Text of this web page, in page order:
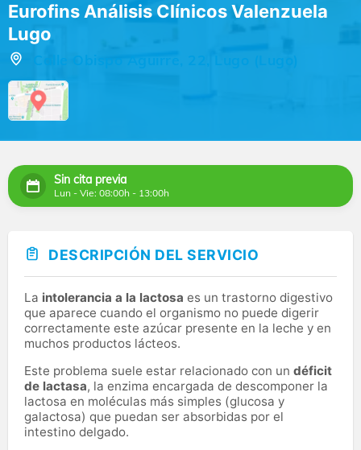
Eurofins Análisis Clínicos Valenzuela
Lugo
Calle Obispo Aguirre, 22, Lugo (Lugo)
Sin cita previa
Lun - Vie: 08:00h - 13:00h
DESCRIPCIÓN DEL SERVICIO
La intolerancia a la lactosa es un trastorno digestivo
que aparece cuando el organismo no puede digerir
correctamente este azúcar presente en la leche y en
muchos productos lácteos.
Este problema suele estar relacionado con un déficit
de lactasa, la enzima encargada de descomponer la
lactosa en moléculas más simples (glucosa y
galactosa) que puedan ser absorbidas por el
intestino delgado.